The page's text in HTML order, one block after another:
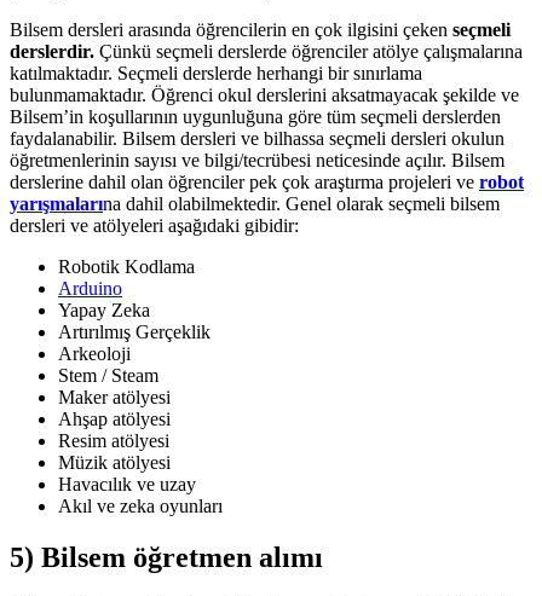
Bilsem dersleri arasında öğrencilerin en çok ilgisini çeken seçmeli
derslerdir. Çünkü seçmeli derslerde öğrenciler atölye çalışmalarına
katılmaktadır. Seçmeli derslerde herhangi bir sınırlama
bulunmamaktadır. Öğrenci okul derslerini aksatmayacak şekilde ve
Bilsem’in koşullarının uygunluğuna göre tüm seçmeli derslerden
faydalanabilir. Bilsem dersleri ve bilhassa seçmeli dersleri okulun
öğretmenlerinin sayısı ve bilgi/tecrübesi neticesinde açılır. Bilsem
derslerine dahil olan öğrenciler pek çok araştırma projeleri ve robot
yarışmalarına dahil olabilmektedir. Genel olarak seçmeli bilsem
dersleri ve atölyeleri aşağıdaki gibidir:
Robotik Kodlama
Arduino
Yapay Zeka
Artırılmış Gerçeklik
Arkeoloji
Stem / Steam
Maker atölyesi
Ahşap atölyesi
Resim atölyesi
Müzik atölyesi
Havacılık ve uzay
Akıl ve zeka oyunları
5) Bilsem öğretmen alımı